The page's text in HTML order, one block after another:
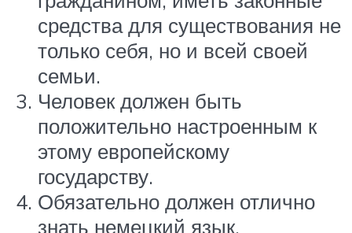
средства для существования не
только себя, но и всей своей
семьи.
Человек должен быть
положительно настроенным к
этому европейскому
государству.
Обязательно должен отлично
знать немецкий язык.